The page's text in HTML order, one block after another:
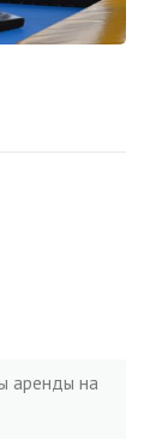
аренды на